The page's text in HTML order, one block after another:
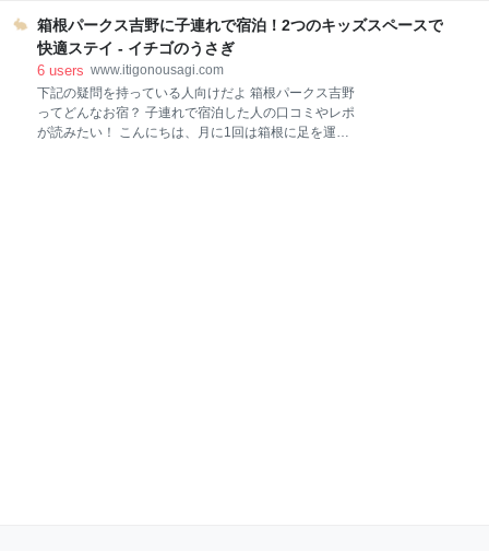
連れで回るにはシャトルバスを使うのがおすすめ。 園
内には清潔な授乳室やお手洗いがたくさんあるので、
小さな子どもがいても安心ですよ。 本文では、多摩動
物公園を子連れで回る詳しいルートや、子連れにおす
すめのポイントを詳しく紹介していきますね。 子連れ
におすすめ！多摩動物公園の回り方 先にシャトルバス
箱根パークス吉野に子連れで宿泊！2つのキッズスペースで
快適ステイ - イチゴのうさぎ
6 users www.itigonousagi.com
下記の疑問を持っている人向けだよ 箱根パークス吉野
ってどんなお宿？ 子連れで宿泊した人の口コミやレポ
が読みたい！ こんにちは、月に1回は箱根に足を運